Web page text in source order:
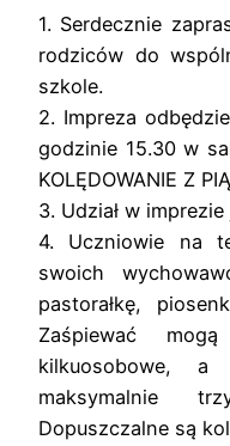
1. Serdecznie
rodziców do
szkole.
2. Impreza
godzinie 15.30 w
KOLĘDOWANIE Z
3. Udział w
4. Uczniowie na
swoich
pastorałkę,
Zaśpiewać
kilkuosobowe,
maksymalnie
Dopuszczalne są